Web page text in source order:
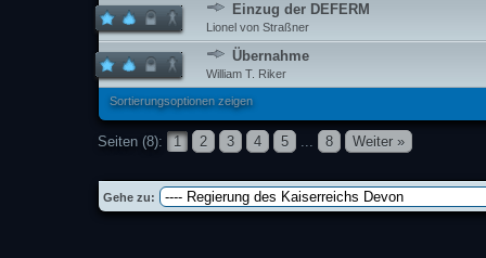
Einzug der DEFERM
Lionel von Straßner
Übernahme
William T. Riker
Sortierungsoptionen zeigen
Seiten (8): 1 2 3 4 5 ... 8 Weiter »
Gehe zu: